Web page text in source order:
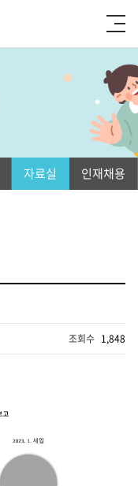
자료실 인재채용
조회수 1,848